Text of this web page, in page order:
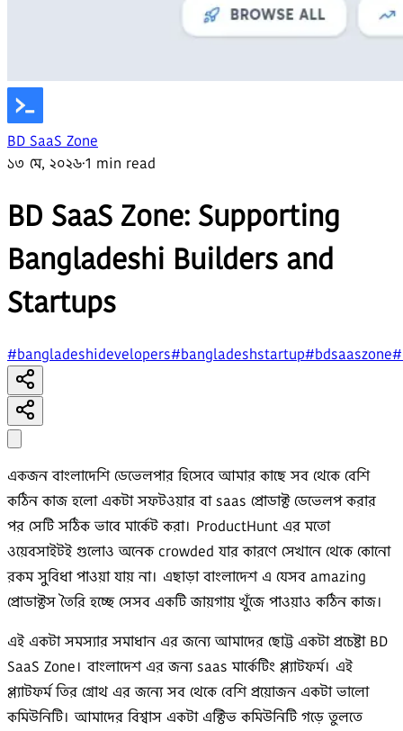
BD SaaS Zone
১৩ মে, ২০২৬·1 min read
BD SaaS Zone: Supporting
Bangladeshi Builders and
Startups
#bangladeshidevelopers#bangladeshstartup#bdsaaszone#
একজন বাংলাদেশি ডেভেলপার হিসেবে আমার কাছে সব থেকে বেশি
কঠিন কাজ হলো একটা সফটওয়ার বা saas প্রোডাক্ট ডেভেলপ করার
পর সেটি সঠিক ভাবে মার্কেট করা। ProductHunt এর মতো
ওয়েবসাইটই গুলোও অনেক crowded যার কারণে সেখানে থেকে কোনো
রকম সুবিধা পাওয়া যায় না। এছাড়া বাংলাদেশ এ যেসব amazing
প্রোডাক্টস তৈরি হচ্ছে সেসব একটি জায়গায় খুঁজে পাওয়াও কঠিন কাজ।
এই একটা সমস্যার সমাধান এর জন্যে আমাদের ছোট্ট একটা প্রচেষ্টা BD
SaaS Zone। বাংলাদেশ এর জন্য saas মার্কেটিং প্ল্যাটফর্ম। এই
প্ল্যাটফর্ম তির গ্রোথ এর জন্যে সব থেকে বেশি প্রয়োজন একটা ভালো
কমিউনিটি। আমাদের বিশ্বাস একটা এক্টিভ কমিউনিটি গড়ে তুলতে